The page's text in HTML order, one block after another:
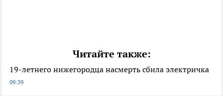
Читайте также:
19-летнего нижегородца насмерть сбила электричка
09:39